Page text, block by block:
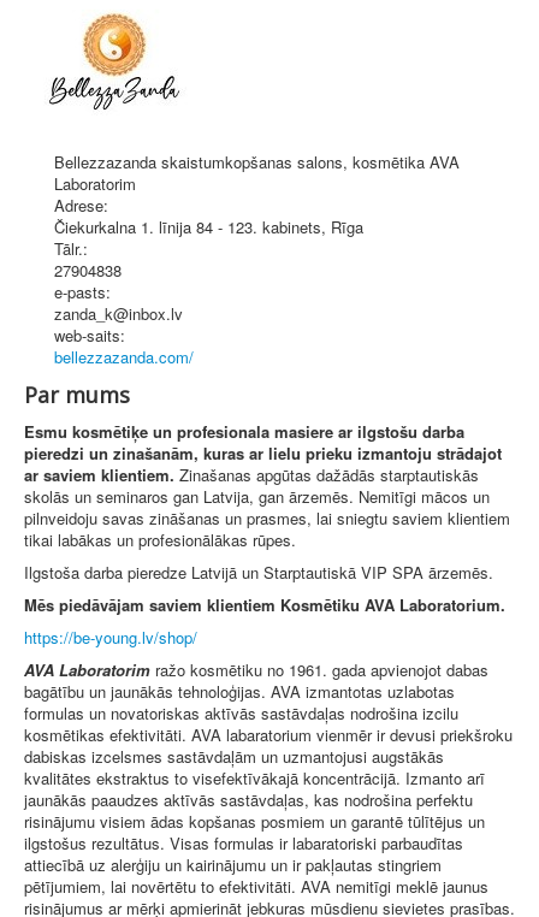
Bellezzazanda skaistumkopšanas salons, kosmētika AVA
Laboratorim
Adrese:
Čiekurkalna 1. līnija 84 - 123. kabinets, Rīga
Tālr.:
27904838
e-pasts:
zanda_k@inbox.lv
web-saits:
bellezzazanda.com/
Par mums
Esmu kosmētiķe un profesionala masiere ar ilgstošu darba
pieredzi un zinašanām, kuras ar lielu prieku izmantoju strādajot
ar saviem klientiem. Zinašanas apgūtas dažādās starptautiskās
skolās un seminaros gan Latvija, gan ārzemēs. Nemitīgi mācos un
pilnveidoju savas zināšanas un prasmes, lai sniegtu saviem klientiem
tikai labākas un profesionālākas rūpes.
Ilgstoša darba pieredze Latvijā un Starptautiskā VIP SPA ārzemēs.
Mēs piedāvājam saviem klientiem Kosmētiku AVA Laboratorium.
https://be-young.lv/shop/
AVA Laboratorim ražo kosmētiku no 1961. gada apvienojot dabas
bagātību un jaunākās tehnoloģijas. AVA izmantotas uzlabotas
formulas un novatoriskas aktīvās sastāvdaļas nodrošina izcilu
kosmētikas efektivitāti. AVA labaratorium vienmēr ir devusi priekšroku
dabiskas izcelsmes sastāvdaļām un uzmantojusi augstākās
kvalitātes ekstraktus to visefektīvākajā koncentrācijā. Izmanto arī
jaunākās paaudzes aktīvās sastāvdaļas, kas nodrošina perfektu
risinājumu visiem ādas kopšanas posmiem un garantē tūlītējus un
ilgstošus rezultātus. Visas formulas ir labaratoriski parbaudītas
attiecībā uz alerģiju un kairinājumu un ir pakļautas stingriem
pētījumiem, lai novērtētu to efektivitāti. AVA nemitīgi meklē jaunus
risinājumus ar mērķi apmierināt jebkuras mūsdienu sievietes prasības.